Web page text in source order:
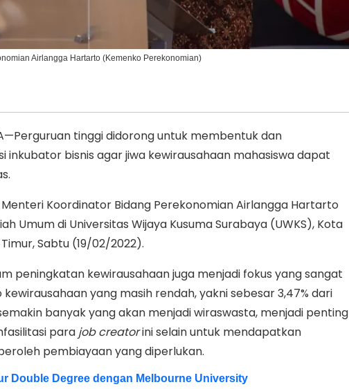
Airlangga Hartarto (Kemenko Perekonomian)
tinggi didorong untuk membentuk dan
inkubator bisnis agar jiwa kewirausahaan mahasiswa dapat
Koordinator Bidang Perekonomian Airlangga Hartarto
Umum di Universitas Wijaya Kusuma Surabaya (UWKS), Kota
Sabtu (19/02/2022).
peningkatan kewirausahaan juga menjadi fokus yang sangat
yang masih rendah, yakni sebesar 3,47% dari
banyak yang akan menjadi wiraswasta, menjadi penting
para job creatorini selain untuk mendapatkan
pembiayaan yang diperlukan.
Double Degree dengan Melbourne University